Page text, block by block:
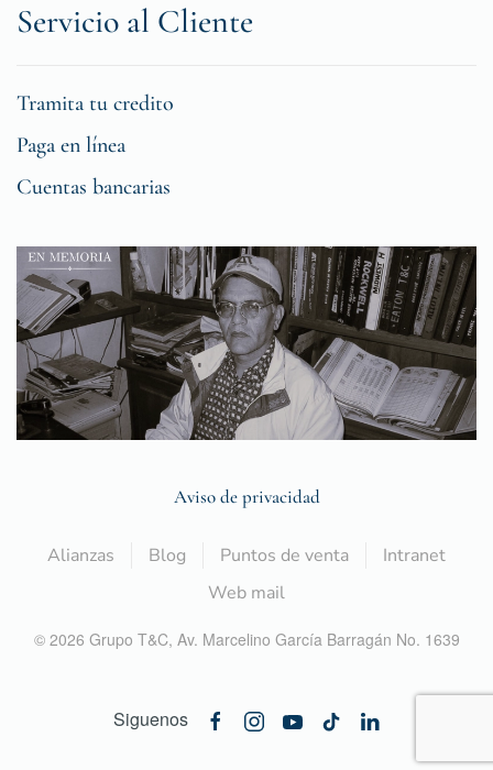
Servicio al Cliente
Tramita tu credito
Paga en línea
Cuentas bancarias
Aviso de privacidad
Alianzas Blog Puntos de venta
Intranet
Web mail
© 2026 Grupo T&C, Av. Marcelino García Barragán No. 1639
Siguenos